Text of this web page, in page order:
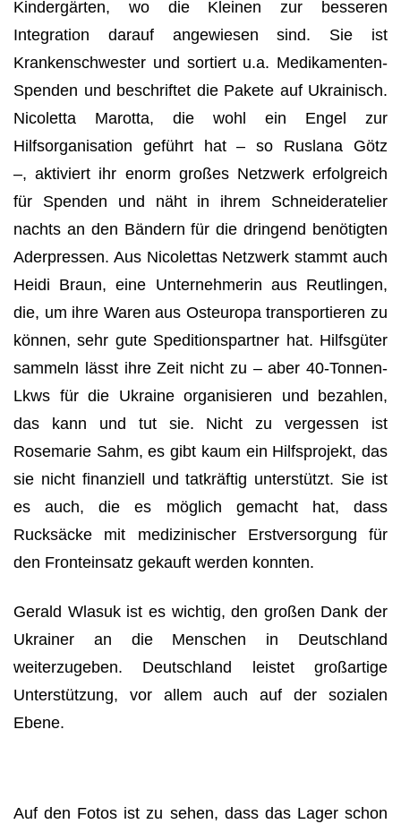
Kindergärten, wo die Kleinen zur besseren
Integration darauf angewiesen sind. Sie ist
Krankenschwester und sortiert u.a. Medikamenten-
Spenden und beschriftet die Pakete auf Ukrainisch.
Nicoletta Marotta, die wohl ein Engel zur
Hilfsorganisation geführt hat – so Ruslana Götz
–, aktiviert ihr enorm großes Netzwerk erfolgreich
für Spenden und näht in ihrem Schneideratelier
nachts an den Bändern für die dringend benötigten
Aderpressen. Aus Nicolettas Netzwerk stammt auch
Heidi Braun, eine Unternehmerin aus Reutlingen,
die, um ihre Waren aus Osteuropa transportieren zu
können, sehr gute Speditionspartner hat. Hilfsgüter
sammeln lässt ihre Zeit nicht zu – aber 40-Tonnen-
Lkws für die Ukraine organisieren und bezahlen,
das kann und tut sie. Nicht zu vergessen ist
Rosemarie Sahm, es gibt kaum ein Hilfsprojekt, das
sie nicht finanziell und tatkräftig unterstützt. Sie ist
es auch, die es möglich gemacht hat, dass
Rucksäcke mit medizinischer Erstversorgung für
den Fronteinsatz gekauft werden konnten.
Gerald Wlasuk ist es wichtig, den großen Dank der
Ukrainer an die Menschen in Deutschland
weiterzugeben. Deutschland leistet großartige
Unterstützung, vor allem auch auf der sozialen
Ebene.
Auf den Fotos ist zu sehen, dass das Lager schon